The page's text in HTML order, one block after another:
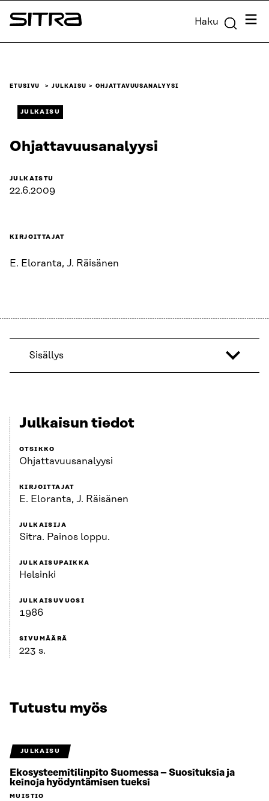
Siirry
suoraan
Sitra Haku
ETUSIVU JULKAISU OHJATTAVUUSANALYYSI
JULKAISU
Ohjattavuusanalyysi
JULKAISTU
22.6.2009
KIRJOITTAJAT
E. Eloranta, J. Räisänen
Sisällys
Julkaisun tiedot
OTSIKKO
Ohjattavuusanalyysi
KIRJOITTAJAT
E. Eloranta, J. Räisänen
JULKAISIJA
Sitra. Painos loppu.
JULKAISUPAIKKA
Helsinki
JULKAISUVUOSI
1986
SIVUMÄÄRÄ
223 s.
Tutustu myös
JULKAISU
Ekosysteemitilinpito Suomessa – Suosituksia ja
keinoja hyödyntämisen tueksi
MUISTIO